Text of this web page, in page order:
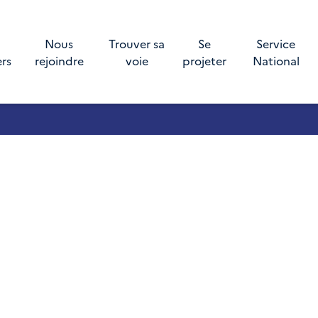
Nous
rejoindre
Trouver sa
voie
Se
projeter
Service
National